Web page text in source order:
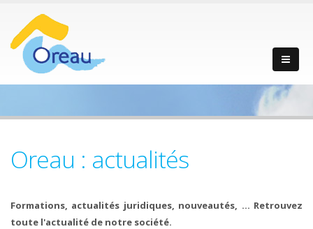
Oreau : actualités
Formations, actualités juridiques, nouveautés, ... Retrouvez
toute l'actualité de notre société.